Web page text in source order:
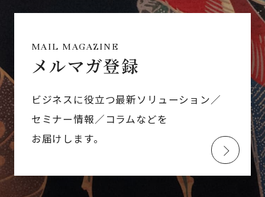
MAIL MAGAZINE
メルマガ登録
ビジネスに役立つ最新ソリューション／
セミナー情報／コラムなどを
お届けします。